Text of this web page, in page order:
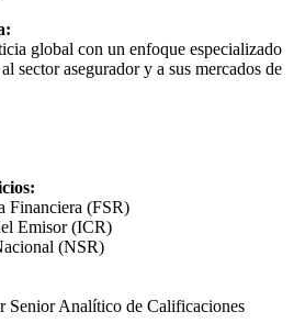
global con un enfoque especializado
sector asegurador y a sus mercados de
Financiera (FSR)
Emisor (ICR)
(NSR)
Senior Analítico de Calificaciones